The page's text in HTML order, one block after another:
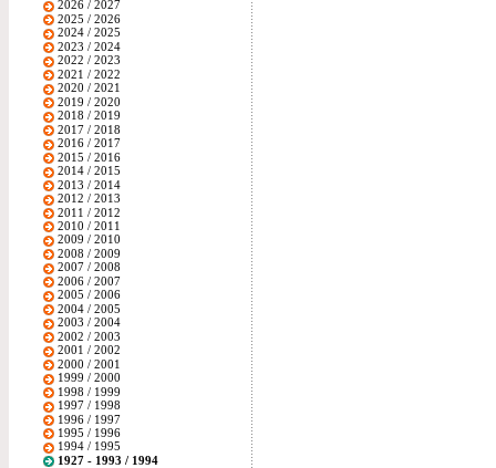
2026 / 2027
2025 / 2026
2024 / 2025
2023 / 2024
2022 / 2023
2021 / 2022
2020 / 2021
2019 / 2020
2018 / 2019
2017 / 2018
2016 / 2017
2015 / 2016
2014 / 2015
2013 / 2014
2012 / 2013
2011 / 2012
2010 / 2011
2009 / 2010
2008 / 2009
2007 / 2008
2006 / 2007
2005 / 2006
2004 / 2005
2003 / 2004
2002 / 2003
2001 / 2002
2000 / 2001
1999 / 2000
1998 / 1999
1997 / 1998
1996 / 1997
1995 / 1996
1994 / 1995
1927 - 1993 / 1994